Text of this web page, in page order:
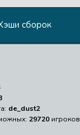
сборок
de_dust2
29720 игроков